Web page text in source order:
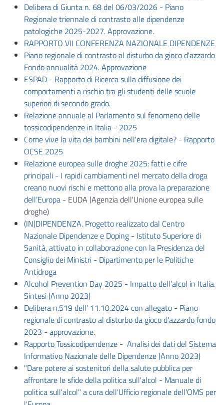
Delibera di Giunta n. 68 del 06/03/2026 - Piano
Regionale triennale di contrasto alle dipendenze
patologiche 2025-2027. Approvazione.
RAPPORTO VII CONFERENZA NAZIONALE DIPENDENZE
Piano regionale di contrasto al disturbo da gioco d'azzardo
Fondo annualità 2024. Approvazione
ESPAD - Rapporto di Ricerca sulla diffusione dei
comportamenti a rischio tra gli studenti delle scuole
superiori di secondo grado.
Relazione annuale al Parlamento sul fenomeno delle
tossicodipendenze in Italia - 2025
Come vive la vita dei bambini nell'era digitale? - Rapporto
OCSE 2025
Relazione europea sulle droghe 2025: fatti e cifre
principali - I rapidi cambiamenti nel mercato della droga
creano nuovi rischi e mettono alla prova la preparazione
dell’Europa - EUDA (Agenzia dell'Unione europea sulle
droghe)
(IN)DIPENDENZA. Progetto realizzato dal Centro
Nazionale Dipendenze e Doping - Istituto Superiore di
Sanità, attivato in collaborazione con la Presidenza del
Consiglio dei Ministri - Dipartimento per le Politiche
Antidroga
Alcohol Prevention Day 2025 - Impatto dell’alcol in Italia.
Sintesi (Anno 2023)
Delibera n.519 dell' 11.10.2024 con allegato - Piano
regionale di contrasto al disturbo da gioco d'azzardo fondo
2023 - approvazione.
Rapporto Tossicodipendenze - Analisi dei dati del Sistema
Informativo Nazionale delle Dipendenze (Anno 2023)
"Dare potere ai sostenitori della salute pubblica per
affrontare le sfide della politica sull'alcol - Manuale di
politica sull'alcol" a cura dell'Ufficio regionale dell'OMS per